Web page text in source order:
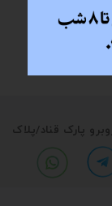
پارک قناد/پلاک